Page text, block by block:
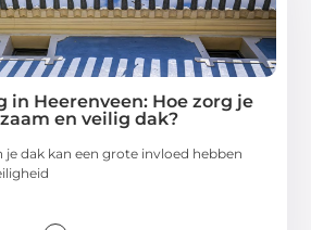
in Heerenveen: Hoe zorg je
en veilig dak?
dak kan een grote invloed hebben